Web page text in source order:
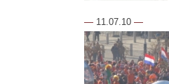
— 11.07.10 —